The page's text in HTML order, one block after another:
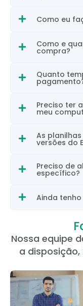
Como eu
Como e
compra?
Quanto
Preciso ter
meu
As
versões do
Preciso de
específico?
Ainda
Nossa equipe
a